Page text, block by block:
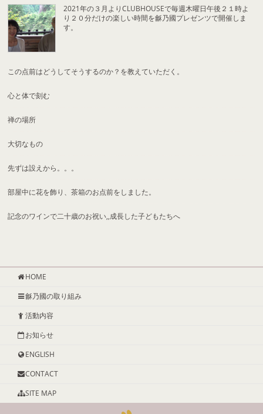
2021年の３月よりCLUBHOUSEで毎週木曜日午後２１時よ
り２０分だけの楽しい時間を龢乃國プレゼンツで開催しま
す。
この点前はどうしてそうするのか？を教えていただく。
心と体で刻む
禅の場所
大切なもの
先ずは設えから。。。
部屋中に花を飾り、茶箱のお点前をしました。
記念のワインで二十歳のお祝い,,成長した子どもたちへ
HOME
龢乃國の取り組み
活動内容
お知らせ
ENGLISH
CONTACT
SITE MAP